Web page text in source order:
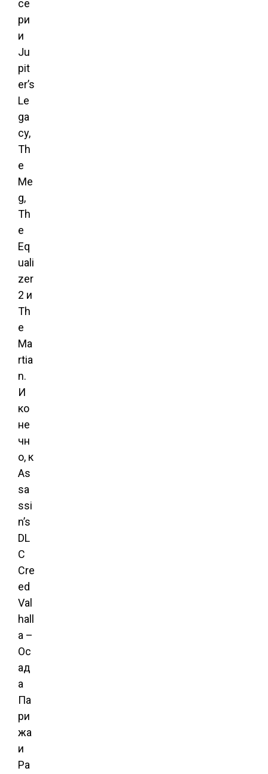
се
ри
и
Ju
pit
er’s
Le
ga
cy,
Th
e
Me
g,
Th
e
Eq
uali
zer
2 и
Th
e
Ma
rtia
n.
И
ко
не
чн
о, к
As
sa
ssi
n’s
DL
C
Cre
ed
Val
hall
a –
Ос
ад
а
Па
ри
жа
и
Ра